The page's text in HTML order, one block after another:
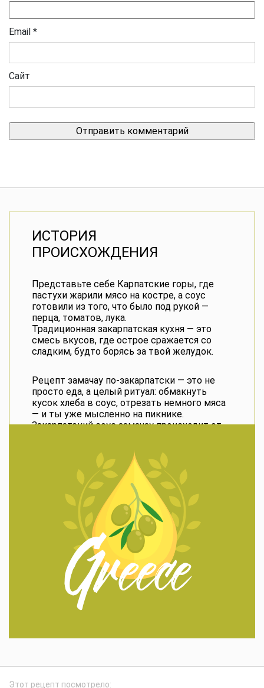
Email *
Сайт
ИСТОРИЯ
ПРОИСХОЖДЕНИЯ
Представьте себе Карпатские горы, где
пастухи жарили мясо на костре, а соус
готовили из того, что было под рукой —
перца, томатов, лука.
Традиционная закарпатская кухня — это
смесь вкусов, где острое сражается со
сладким, будто борясь за твой желудок.
Рецепт замачау по-закарпатски — это не
просто еда, а целый ритуал: обмакнуть
кусок хлеба в соус, отрезать немного мяса
— и ты уже мысленно на пикнике.
Закарпатский соус замачау происходит от
Сарказм? Да ну, закарпатцы, наверное,
придумали его, чтобы не скучать от
пресной еды, добавляя перца столько, что
аж дым идёт.
В классической версии используют
местные продукты: сладкий болгарский
перец, острый чили, свежие томаты — ведь
в Закарпатье всё растёт сочным и
ароматным.
Как приготовить замачау по-закарпатски в
потому что консервированный не даст того
Этот рецепт посмотрело: